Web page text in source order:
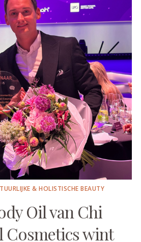
& HOLISTISCHE BEAUTY
Oil van Chi
Cosmetics wint